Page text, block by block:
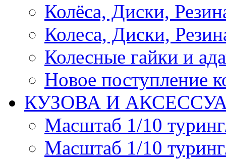
Колёса, Диски,
Колеса, Диски,
Колесные гайки и
Новое поступление
КУЗОВА И
Масштаб 1/10
Масштаб 1/10